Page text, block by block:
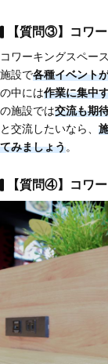
【質問③】コワ
コワーキングスペー
施設で各種イベント
の中には作業に集中
の施設では交流も期
と交流したいなら、
てみましょう。
【質問④】コワ